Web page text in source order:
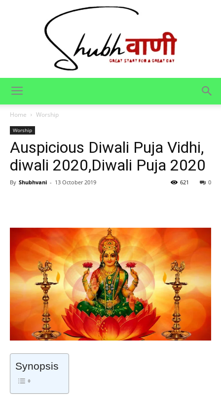
Home Worship
Worship
Auspicious Diwali Puja Vidhi,
diwali 2020,Diwali Puja 2020
By Shubhvani - 13 October 2019 0
621
Synopsis